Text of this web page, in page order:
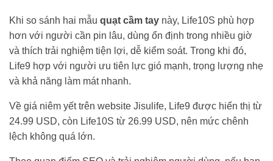
Khi so sánh hai mẫu quạt cầm tay này, Life10S phù hợp
hơn với người cần pin lâu, dùng ổn định trong nhiều giờ
và thích trải nghiệm tiện lợi, dễ kiểm soát. Trong khi đó,
Life9 hợp với người ưu tiên lực gió mạnh, trọng lượng nhẹ
và khả năng làm mát nhanh.
Về giá niêm yết trên website Jisulife, Life9 được hiển thị từ
24.99 USD, còn Life10S từ 26.99 USD, nên mức chênh
lệch không quá lớn.